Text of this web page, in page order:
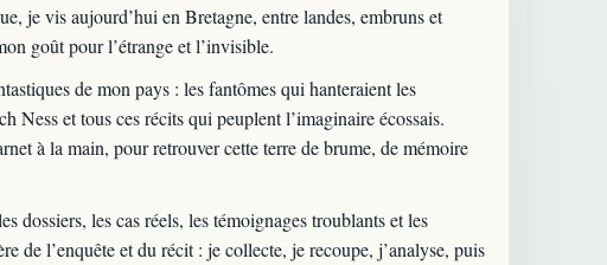
je vis aujourd’hui en Bretagne, entre landes, embruns et
goût pour l’étrange et l’invisible.
de mon pays : les fantômes qui hanteraient les
Ness et tous ces récits qui peuplent l’imaginaire écossais.
à la main, pour retrouver cette terre de brume, de mémoire
dossiers, les cas réels, les témoignages troublants et les
de l’enquête et du récit : je collecte, je recoupe, j’analyse, puis